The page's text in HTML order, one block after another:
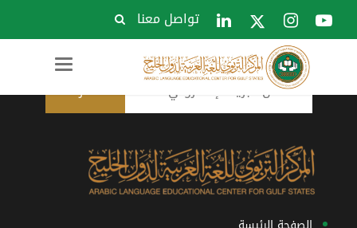
تواصل معنا
Toggle
الاشتراك في النشرة البريدية